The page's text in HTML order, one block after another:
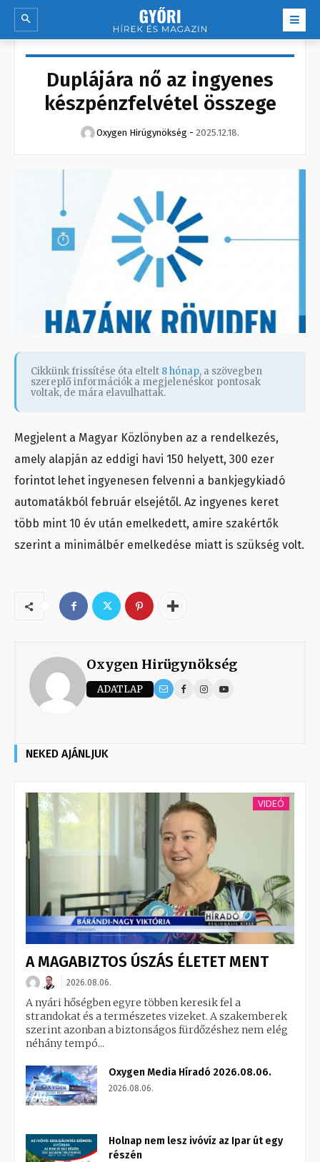
Duplájára nő az ingyenes
készpénzfelvétel összege
Oxygen Hirügynökség - 2025.12.18.
Cikkünk frissítése óta eltelt 8 hónap, a szövegben
szereplő információk a megjelenéskor pontosak
voltak, de mára elavulhattak.
Megjelent a Magyar Közlönyben az a rendelkezés,
amely alapján az eddigi havi 150 helyett, 300 ezer
forintot lehet ingyenesen felvenni a bankjegykiadó
automatákból február elsejétől. Az ingyenes keret
több mint 10 év után emelkedett, amire szakértők
szerint a minimálbér emelkedése miatt is szükség volt.
Oxygen Hirügynökség
ADATLAP
NEKED AJÁNLJUK
VIDEÓ
A MAGABIZTOS ÚSZÁS ÉLETET MENT
2026.08.06.
A nyári hőségben egyre többen keresik fel a
strandokat és a természetes vizeket. A szakemberek
szerint azonban a biztonságos fürdőzéshez nem elég
néhány tempó...
Oxygen Media Híradó 2026.08.06.
2026.08.06.
Holnap nem lesz ivóvíz az Ipar út egy
részén